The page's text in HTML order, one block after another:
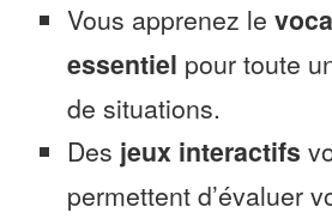
Vous apprenez le
essentiel pour toute
de situations.
Des jeux interactifs
permettent d’évaluer